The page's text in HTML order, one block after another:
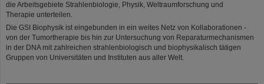
die Arbeitsgebiete Strahlenbiologie, Physik, Weltraumforschung und
Therapie unterteilen.
Die GSI Biophysik ist eingebunden in ein weites Netz von Kollaborationen -
von der Tumortherapie bis hin zur Untersuchung von Reparaturmechanismen
in der DNA mit zahlreichen strahlenbiologisch und biophysikalisch tätigen
Gruppen von Universitäten und Instituten aus aller Welt.